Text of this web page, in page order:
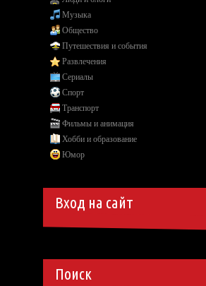
Музыка
Общество
Путешествия и события
Развлечения
Сериалы
Спорт
Транспорт
Фильмы и анимация
Хобби и образование
Юмор
Вход на сайт
Поиск